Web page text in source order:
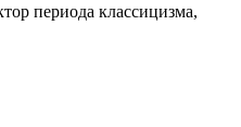
периода классицизма,